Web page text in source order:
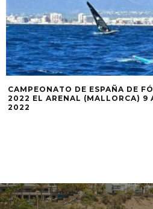
CAMPEONATO DE ESPAÑA DE
2022 EL ARENAL (MALLORCA) 9
2022